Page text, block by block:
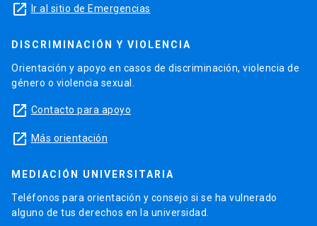
launch Ir al sitio de Emergencias
DISCRIMINACIÓN Y VIOLENCIA
Orientación y apoyo en casos de discriminación, violencia de
género o violencia sexual.
launch Contacto para apoyo
launch Más orientación
MEDIACIÓN UNIVERSITARIA
Teléfonos para orientación y consejo si se ha vulnerado
alguno de tus derechos en la universidad.